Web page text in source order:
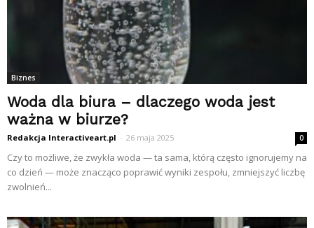
Biznes
Woda dla biura – dlaczego woda jest
ważna w biurze?
Redakcja Interactiveart.pl - 26 maja 2025 0
Czy to możliwe, że zwykła woda — ta sama, którą często ignorujemy na
co dzień — może znacząco poprawić wyniki zespołu, zmniejszyć liczbę
zwolnień...